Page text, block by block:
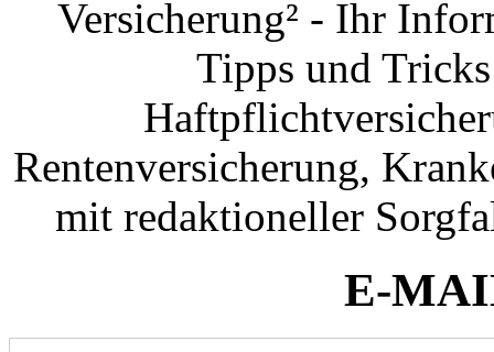
Versicherung² - Ihr
Tipps und
Rentenversicherung,
mit redaktioneller
E-